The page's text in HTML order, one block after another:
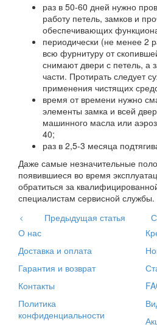
раз в 50-60 дней нужно
работу петель, замков и
обеспечивающих
периодически (не менее 2
всю фурнитуру от
снимают двери с петель, а
части. Протирать следует
применения чистящих
время от времени нужно
элементы замка и всей
машинного масла или
40;
раз в 2,5-3 месяца
Даже самые незначительные
появившиеся во время
обратиться за
специалистам сервисной службы.
Предыдущая статья
О нас
Доставка и оплата
Гарантия и возврат
Контакты
Политика
конфиденциальности